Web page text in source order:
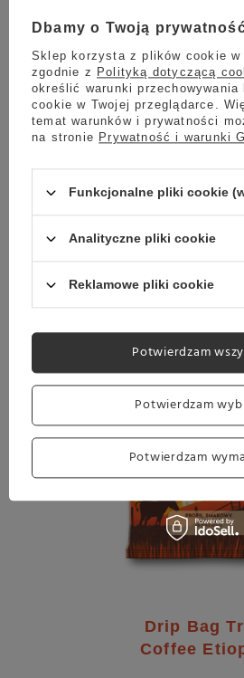
Coffee
Drip Bag
Coffee
Dbamy o Twoją
Sklep korzysta z plików cookie w
zgodnie z Polityką dotyczącą
określić warunki przechowywania
cookie w Twojej przeglądarce.
temat warunków i prywatności
na stronie Prywatność i warunki
Funkcjonalne pliki cookie
Analityczne pliki cookie
Reklamowe pliki cookie
Potwierdzam
Potwierdzam
Potwierdzam